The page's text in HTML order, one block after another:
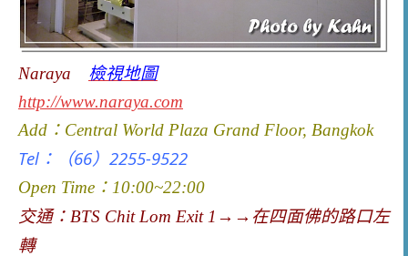
Naraya 檢視地圖
http://www.naraya.com
Add：Central World Plaza Grand Floor, Bangkok
Tel：（66）2255-9522
Open Time：10:00~22:00
交通： BTS Chit Lom Exit 1→→在四面佛的路口左
轉